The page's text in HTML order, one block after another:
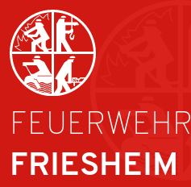
FEUERWEHR
FRIESHEIM